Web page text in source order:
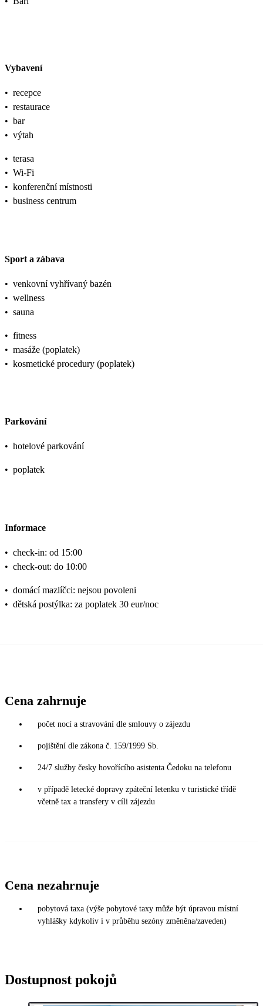
Vybavení
• recepce
• restaurace
• bar
• výtah
• terasa
• Wi-Fi
• konferenční místnosti
• business centrum
Sport a zábava
• venkovní vyhřívaný bazén
• wellness
• sauna
• fitness
• masáže (poplatek)
• kosmetické procedury (poplatek)
Parkování
• hotelové parkování
• poplatek
Informace
• check-in: od 15:00
• check-out: do 10:00
• domácí mazlíčci: nejsou povoleni
• dětská postýlka: za poplatek 30 eur/noc
Cena zahrnuje
počet nocí a stravování dle smlouvy o zájezdu
pojištění dle zákona č. 159/1999 Sb.
24/7 služby česky hovořícího asistenta Čedoku na telefonu
v případě letecké dopravy zpáteční letenku v turistické třídě
včetně tax a transfery v cíli zájezdu
Cena nezahrnuje
pobytová taxa (výše pobytové taxy může být úpravou místní
vyhlášky kdykoliv i v průběhu sezóny změněna/zaveden)
Dostupnost pokojů